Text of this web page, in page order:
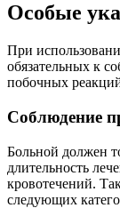
Особые
При
обязательных к
побочных
Соблюдение
Больной должен
длительность
кровотечений.
следующих